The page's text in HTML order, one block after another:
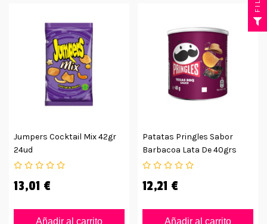
Jumpers Cocktail Mix 42gr
24ud
13,01 €
Añadir al carrito
Patatas Pringles Sabor
Barbacoa Lata De 40grs
12,21 €
Añadir al carrito